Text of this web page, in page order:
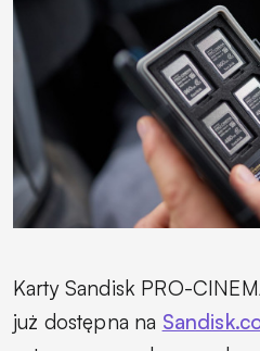
Karty Sandisk PRO-
już dostępna na